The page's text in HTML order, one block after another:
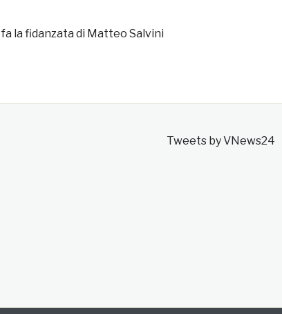
la fidanzata di Matteo Salvini
Tweets by VNews24